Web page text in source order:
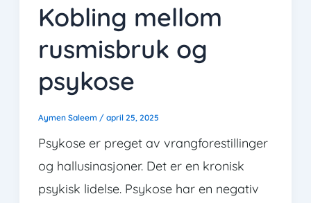
Kobling mellom
rusmisbruk og
psykose
Aymen Saleem / april 25, 2025
Psykose er preget av vrangforestillinger
og hallusinasjoner. Det er en kronisk
psykisk lidelse. Psykose har en negativ